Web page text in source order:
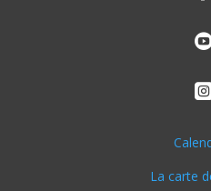

La carte